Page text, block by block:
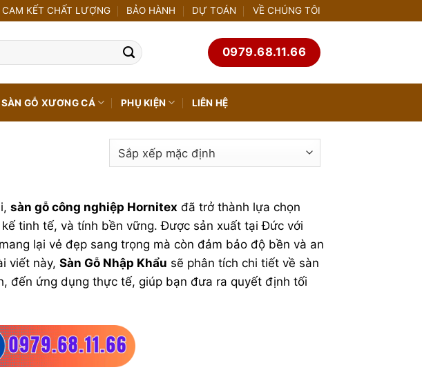
CAM KẾT CHẤT LƯỢNG BẢO HÀNH DỰ TOÁN VỀ CHÚNG TÔI
0979.68.11.66
SÀN GỖ XƯƠNG CÁ PHỤ KIỆN LIÊN HỆ
sàn gỗ công nghiệp Hornitex đã trở thành lựa chọn
tinh tế, và tính bền vững. Được sản xuất tại Đức với
lại vẻ đẹp sang trọng mà còn đảm bảo độ bền và an
viết này, Sàn Gỗ Nhập Khẩu sẽ phân tích chi tiết về sàn
đến ứng dụng thực tế, giúp bạn đưa ra quyết định tối